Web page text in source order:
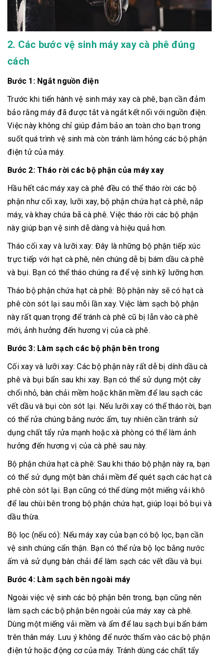
2. Các bước vệ sinh máy xay cà phê đúng
cách
Bước 1: Ngắt nguồn điện
Trước khi tiến hành vệ sinh máy xay cà phê, bạn cần đảm
bảo rằng máy đã được tắt và ngắt kết nối với nguồn điện.
Việc này không chỉ giúp đảm bảo an toàn cho bạn trong
suốt quá trình vệ sinh mà còn tránh làm hỏng các bộ phận
điện tử của máy.
Bước 2: Tháo rời các bộ phận của máy xay
Hầu hết các máy xay cà phê đều có thể tháo rời các bộ
phận như cối xay, lưỡi xay, bộ phận chứa hạt cà phê, nắp
máy, và khay chứa bã cà phê. Việc tháo rời các bộ phận
này giúp bạn vệ sinh dễ dàng và hiệu quả hơn.
Tháo cối xay và lưỡi xay: Đây là những bộ phận tiếp xúc
trực tiếp với hạt cà phê, nên chúng dễ bị bám dầu cà phê
và bụi. Bạn có thể tháo chúng ra để vệ sinh kỹ lưỡng hơn.
Tháo bộ phận chứa hạt cà phê: Bộ phận này sẽ có hạt cà
phê còn sót lại sau mỗi lần xay. Việc làm sạch bộ phận
này rất quan trọng để tránh cà phê cũ bị lẫn vào cà phê
mới, ảnh hưởng đến hương vị của cà phê.
Bước 3: Làm sạch các bộ phận bên trong
Cối xay và lưỡi xay: Các bộ phận này rất dễ bị dính dầu cà
phê và bụi bẩn sau khi xay. Bạn có thể sử dụng một cây
chổi nhỏ, bàn chải mềm hoặc khăn mềm để lau sạch các
vết dầu và bụi còn sót lại. Nếu lưỡi xay có thể tháo rời, bạn
có thể rửa chúng bằng nước ấm, tuy nhiên cần tránh sử
dụng chất tẩy rửa mạnh hoặc xà phòng có thể làm ảnh
hưởng đến hương vị của cà phê sau này.
Bộ phận chứa hạt cà phê: Sau khi tháo bộ phận này ra, bạn
có thể sử dụng một bàn chải mềm để quét sạch các hạt cà
phê còn sót lại. Bạn cũng có thể dùng một miếng vải khô
để lau chùi bên trong bộ phận chứa hạt, giúp loại bỏ bụi và
dầu thừa.
Bộ lọc (nếu có): Nếu máy xay của bạn có bộ lọc, bạn cần
vệ sinh chúng cẩn thận. Bạn có thể rửa bộ lọc bằng nước
ấm và sử dụng bàn chải để làm sạch các vết dầu và bụi.
Bước 4: Làm sạch bên ngoài máy
Ngoài việc vệ sinh các bộ phận bên trong, bạn cũng nên
làm sạch các bộ phận bên ngoài của máy xay cà phê.
Dùng một miếng vải mềm và ẩm để lau sạch bụi bẩn bám
trên thân máy. Lưu ý không để nước thấm vào các bộ phận
điện tử hoặc động cơ của máy. Tránh dùng các chất tẩy